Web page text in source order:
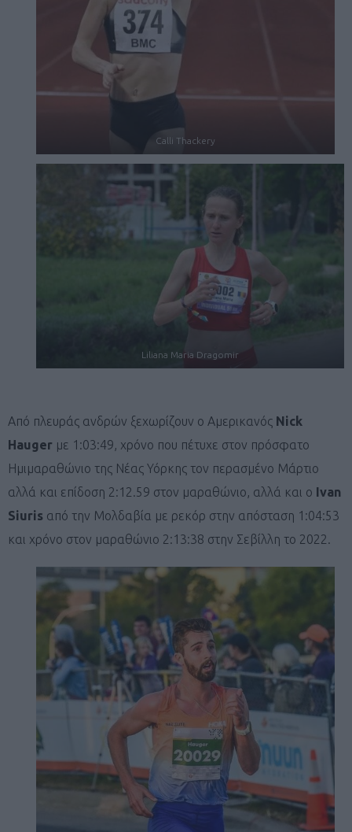
Calli Thackery
Liliana Maria Dragomir
Από πλευράς ανδρών ξεχωρίζουν ο Αμερικανός Nick
Hauger με 1:03:49, χρόνο που πέτυχε στον πρόσφατο
Ημιμαραθώνιο της Νέας Υόρκης τον περασμένο Μάρτιο
αλλά και επίδοση 2:12.59 στον μαραθώνιο, αλλά και ο Ivan
Siuris από την Μολδαβία με ρεκόρ στην απόσταση 1:04:53
και χρόνο στον μαραθώνιο 2:13:38 στην Σεβίλλη το 2022.